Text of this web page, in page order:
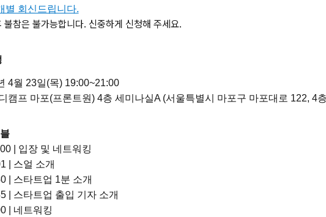
별 회신드립니다.
불참은 불가능합니다. 신중하게 신청해 주세요.
4월 23일(목) 19:00~21:00
캠프 마포(프론트원) 4층 세미나실A (서울특별시 마포구 마포대로 122, 4
장 및 네트워킹
| 스얼 소개
| 스타트업 1분 소개
| 스타트업 출입 기자 소개
| 네트워킹